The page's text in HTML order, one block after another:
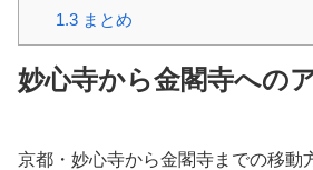
1.3まとめ
妙心寺から金閣寺への
京都・妙心寺から金閣寺までの移動